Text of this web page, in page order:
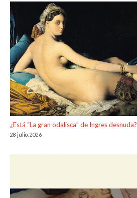
¿Está “La gran odalisca” de Ingres desnuda?
28 julio, 2026